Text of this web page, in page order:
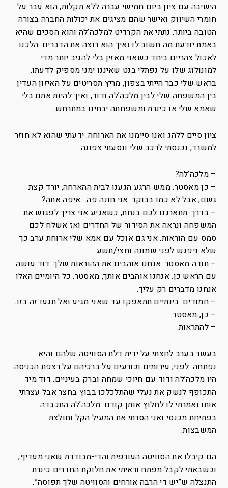
הישיבה עם ציון ביום חמישי עברה ללא תקלות, הוא עבר על
חומרי השיווק ואישר שהם מציגים את יכולות החברה בצורה
הטובה ביותר. נתתי את הקרדיט למלכה’לה והוא הסכים שהיא
באמת יודעת מה חשוב לו ואיך הוא רוצה את הדברים. הלכנו
לאכול צהריים ביחד כשאני מאזין בלי להגיב יותר מדי
למונולוג שלו על נפתלי בנט שאיננו ימני מספיק לדעתו.
בראש שלי כבר הייתי בצפון, מריץ תסריטים על האיזון העדין
בין המשפחה שלי לבין מלכה’לה ודוד, ואיך להיות אתם בלי
שאמא שלי או כינרת ומשפחתה יבחינו במתרחש.
ציון סיים ללהג ואנו סיימנו את הארוחה. ידעתי שהוא לא חוזר
למשרד, נכנסתי לרכב שלי ונסעתי צפונה.
– מלכה’לה?
– כן מאסטר. ממש הרגע הגענו לבית ההארחה, יורד קצת
גשם, אבל לא כמו בבוקר. אני חונה פה. איפה אתה?
– בדרך. תתארגנו לכם בנחת, כשאגיע אני צריך לפגוש את
המשפחה ונראה את הסידור של החדרים ואז אשלח לכם
סמס עם הוראות. אני גם אוכל עם אמא שלי ארוחת ערב כך
שלא ניפגש לפני שמונה וחצי/תשע.
– תודה מאסטר. אנחנו אוהבים את ההוראות שלך. דוד עושה
עם הראש כן. אנחנו אוהבים אותך, מאסטר. כל היומיים האלו
אנחנו מדברים רק עליך.
– חמודים. בינתיים תתאפקו עד שאני מגיע ואל תגעו זה בזו.
– כן, מאסטר.
– להתראות.
בעשר בערב לחצתי על ידית דלת הסוויטה שלהם והיא
נפתחה. לפני, עירומים וכורעים על ברכיהם על רצפת הכניסה
היו מלכה’לה ודוד עם חיוכי שמחה וברק בעיניים. דוד מיד
התכופף לנשק את נעלי שהתלכלכו בבוץ בחצר אבל עצרתי
אותו ואמרתי לו לחלוץ אותן קודם. מלכה’לה התכבדה
בפתיחת מכנסי ואני הסרתי את המעיל הקל וחולצת
המשבצות.
הם קיבלו את הסוויטה העורפית והדי-מבודדת שאני מעדיף,
וכשבאתי לקבל מפתח וראיתי את חלוקת החדרים כינרת
התנצלה ש”יש די הרבה אורחים והסוויטה שלך תפוסה”.